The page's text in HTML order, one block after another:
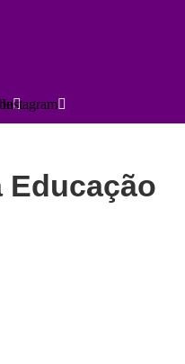
Instagram
Educação